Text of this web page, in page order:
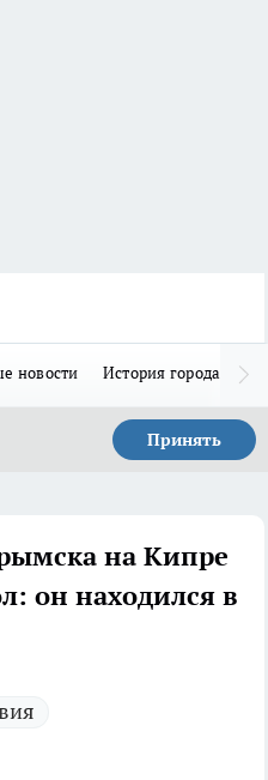
новости История города Н
Принять
на Кипре
он находился в